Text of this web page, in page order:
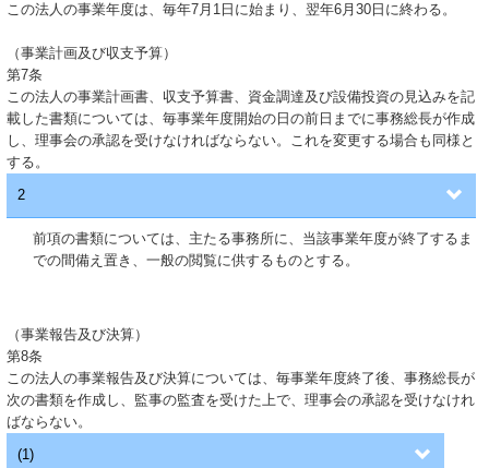
この法人の事業年度は、毎年7月1日に始まり、翌年6月30日に終わる。
（事業計画及び収支予算）
第7条
この法人の事業計画書、収支予算書、資金調達及び設備投資の見込みを記
載した書類については、毎事業年度開始の日の前日までに事務総長が作成
し、理事会の承認を受けなければならない。これを変更する場合も同様と
する。
2
前項の書類については、主たる事務所に、当該事業年度が終了するま
での間備え置き、一般の閲覧に供するものとする。
（事業報告及び決算）
第8条
この法人の事業報告及び決算については、毎事業年度終了後、事務総長が
次の書類を作成し、監事の監査を受けた上で、理事会の承認を受けなけれ
ばならない。
(1)